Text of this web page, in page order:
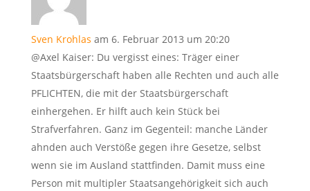
Sven Krohlas am 6. Februar 2013 um 20:20
@Axel Kaiser: Du vergisst eines: Träger einer
Staatsbürgerschaft haben alle Rechten und auch alle
PFLICHTEN, die mit der Staatsbürgerschaft
einhergehen. Er hilft auch kein Stück bei
Strafverfahren. Ganz im Gegenteil: manche Länder
ahnden auch Verstöße gegen ihre Gesetze, selbst
wenn sie im Ausland stattfinden. Damit muss eine
Person mit multipler Staatsangehörigkeit sich auch